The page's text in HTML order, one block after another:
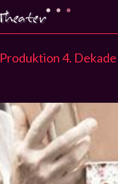
Produktion 4. Dekade